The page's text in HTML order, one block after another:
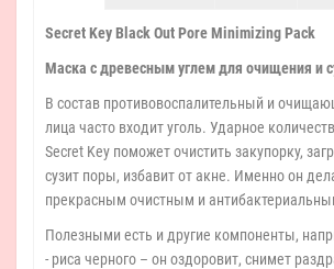
Secret Key Black Out Pore Minimizing Pack
Маска с древесным углем для очищения и
В состав противовоспалительный и
лица часто входит уголь. Ударное
Secret Key поможет очистить закупорку,
сузит поры, избавит от акне. Именно он
прекрасным очистным и
Полезными есть и другие компоненты,
- риса черного – он оздоровит, снимет